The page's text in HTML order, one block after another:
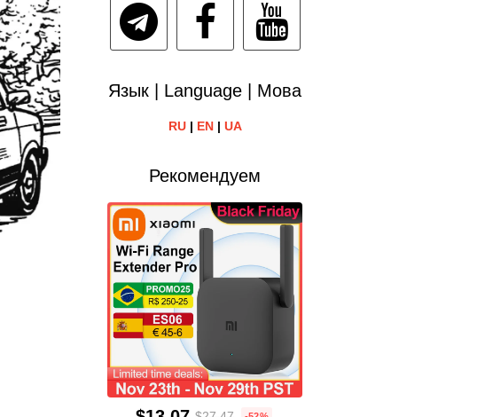
Язык | Language | Мова
RU| EN| UA
Рекомендуем